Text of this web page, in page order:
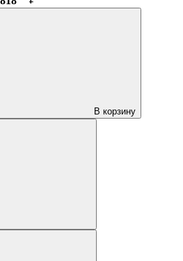
В корзину